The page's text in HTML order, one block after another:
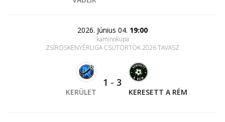
2026. Június 04. 19:00
kaminokupa
ZSÍROSKENYÉRLIGA CSÜTÖRTÖK 2026 TAVASZ
KERÜLET
1 - 3
KERESETT A RÉM